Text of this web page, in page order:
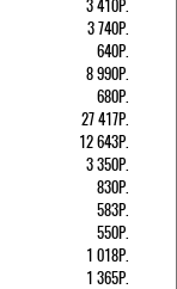
3 410Р.
3 740Р.
640Р.
8 990Р.
680Р.
27 417Р.
12 643Р.
3 350Р.
830Р.
583Р.
550Р.
1 018Р.
1 365Р.